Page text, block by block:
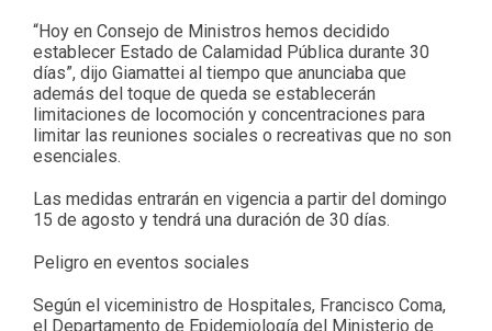
“Hoy en Consejo de Ministros hemos decidido
establecer Estado de Calamidad Pública durante 30
días”, dijo Giamattei al tiempo que anunciaba que
además del toque de queda se establecerán
limitaciones de locomoción y concentraciones para
limitar las reuniones sociales o recreativas que no son
esenciales.
Las medidas entrarán en vigencia a partir del domingo
15 de agosto y tendrá una duración de 30 días.
Peligro en eventos sociales
Según el viceministro de Hospitales, Francisco Coma,
el Departamento de Epidemiología del Ministerio de